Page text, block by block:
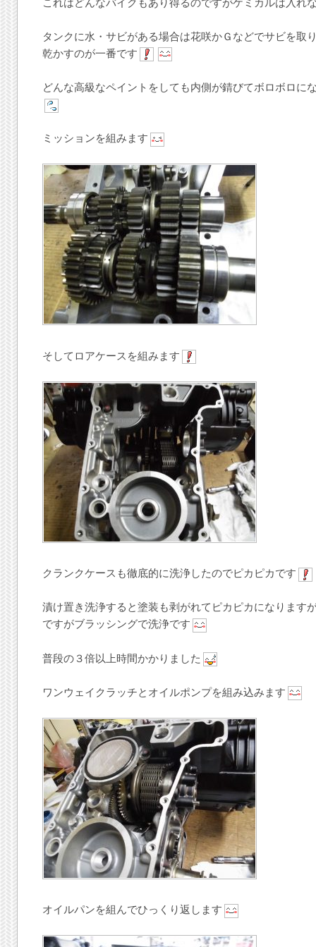
これはどんなバイクもあり得るのですがケミカルは入れ
タンクに水・サビがある場合は花咲かＧなどでサビを取
乾かすのが一番です
どんな高級なペイントをしても内側が錆びてボロボロに
ミッションを組みます
そしてロアケースを組みます
クランクケースも徹底的に洗浄したのでピカピカです
漬け置き洗浄すると塗装も剥がれてピカピカになります
ですがブラッシングで洗浄です
普段の３倍以上時間かかりました
ワンウェイクラッチとオイルポンプを組み込みます
オイルパンを組んでひっくり返します